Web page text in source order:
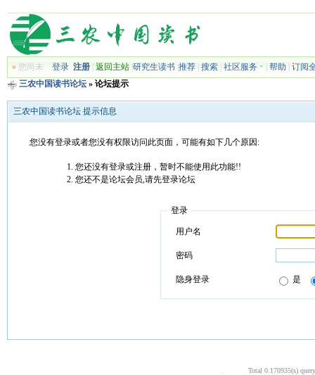
»您尚未 登录 注册| 返回主站| 研究生读书| 推荐| 搜索| 社区服务 帮助
订阅
三农中国读书论坛» 论坛提示
三农中国读书论坛 提示信息
您没有登录或者您没有权限访问此页面，可能有如下几个原因:
您还没有登录或注册，暂时不能使用此功能!!
您还不是论坛会员,请先登录论坛
登录
用户名
密码
隐身登录 是
Total 0.170935(s)